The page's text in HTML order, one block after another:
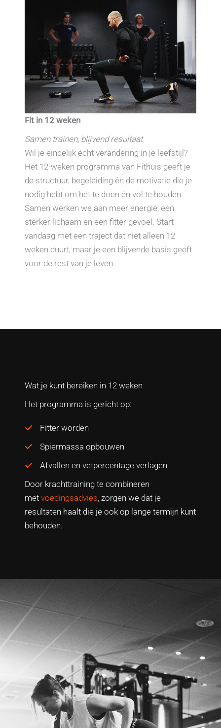
Fit in 12 weken
Samen trainen, blijvend resultaat
Wil je eindelijk écht verandering in je leefstijl?
Het 12-weken programma van Fithuis geeft je
de structuur, begeleiding én de motivatie die je
nodig hebt om het te doen én vol te houden.
Samen werken we aan meer energie, een
sterker lichaam en een fitter gevoel. Start
vandaag met een traject dat niet alleen 12
weken duurt, maar je een blijvende basis geeft
voor de rest van je leven.
Wat je kunt bereiken in 12 weken
Het programma is gericht op:
Fitter worden
Spiermassa opbouwen
Afvallen en vetpercentage verlagen
Door krachttraining te combineren
met voedingsadvies, zorgen we dat je
resultaten haalt die je ook op lange termijn kunt
behouden.